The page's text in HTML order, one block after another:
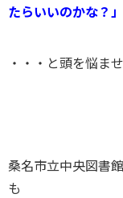
たらいいのかな？」
・・・と頭を悩ま
桑名市立中央図書
も